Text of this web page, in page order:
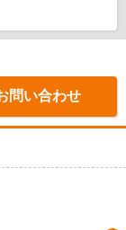
問い合わせ